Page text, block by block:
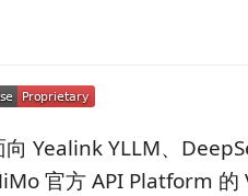
Yealink YLLM、
官方 API Platform 的